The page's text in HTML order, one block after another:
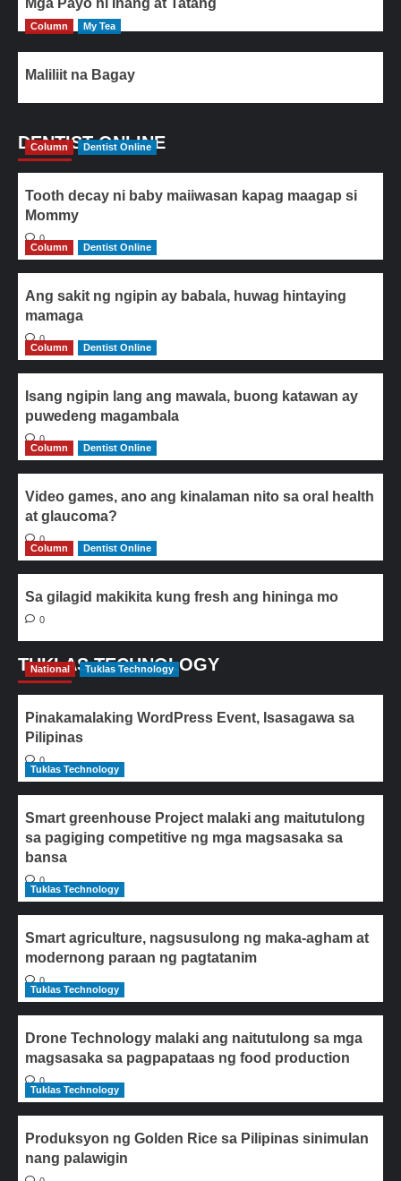
Mga Payo ni Inang at Tatang
Column My Tea
Maliliit na Bagay
DENTIST ONLINE
Column Dentist Online
Tooth decay ni baby maiiwasan kapag maagap si
Mommy
0
Column
Dentist Online
Ang sakit ng ngipin ay babala, huwag hintaying
mamaga
0
Column
Dentist Online
Isang ngipin lang ang mawala, buong katawan ay
puwedeng magambala
0
Column
Dentist Online
Video games, ano ang kinalaman nito sa oral health
at glaucoma?
0
Column
Dentist Online
Sa gilagid makikita kung fresh ang hininga mo
0
TUKLAS TECHNOLOGY
National Tuklas Technology
Pinakamalaking WordPress Event, Isasagawa sa
Pilipinas
0
Tuklas Technology
Smart greenhouse Project malaki ang maitutulong
sa pagiging competitive ng mga magsasaka sa
bansa
0
Tuklas Technology
Smart agriculture, nagsusulong ng maka-agham at
modernong paraan ng pagtatanim
0
Tuklas Technology
Drone Technology malaki ang naitutulong sa mga
magsasaka sa pagpapataas ng food production
0
Tuklas Technology
Produksyon ng Golden Rice sa Pilipinas sinimulan
nang palawigin